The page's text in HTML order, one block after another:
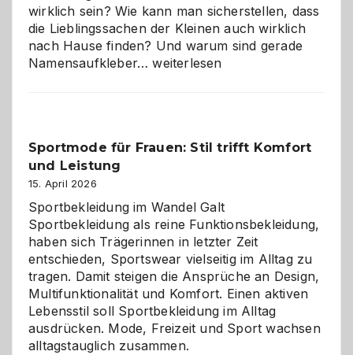
wirklich sein? Wie kann man sicherstellen, dass
die Lieblingssachen der Kleinen auch wirklich
nach Hause finden? Und warum sind gerade
Namensaufkleber…Namensaufkleber
gegen
Chaos
weiterlesen
Sportmode für Frauen: Stil trifft Komfort
und Leistung
15. April 2026
Sportbekleidung im Wandel Galt
Sportbekleidung als reine Funktionsbekleidung,
haben sich Trägerinnen in letzter Zeit
entschieden, Sportswear vielseitig im Alltag zu
tragen. Damit steigen die Ansprüche an Design,
Multifunktionalität und Komfort. Einen aktiven
Lebensstil soll Sportbekleidung im Alltag
ausdrücken. Mode, Freizeit und Sport wachsen
alltagstauglich zusammen.